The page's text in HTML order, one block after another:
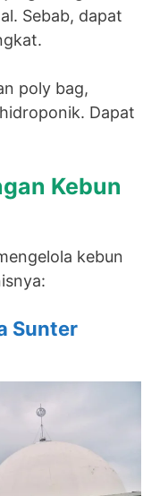
Sebab, dapat
poly bag,
Dapat
Kebun
kebun
Sunter